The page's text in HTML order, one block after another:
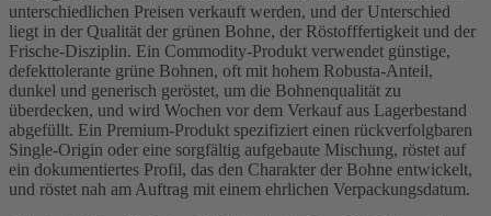
unterschiedlichen Preisen verkauft werden, und der Unterschied
liegt in der Qualität der grünen Bohne, der Röstofffertigkeit und der
Frische-Disziplin. Ein Commodity-Produkt verwendet günstige,
defekttolerante grüne Bohnen, oft mit hohem Robusta-Anteil,
dunkel und generisch geröstet, um die Bohnenqualität zu
überdecken, und wird Wochen vor dem Verkauf aus Lagerbestand
abgefüllt. Ein Premium-Produkt spezifiziert einen rückverfolgbaren
Single-Origin oder eine sorgfältig aufgebaute Mischung, röstet auf
ein dokumentiertes Profil, das den Charakter der Bohne entwickelt,
und röstet nah am Auftrag mit einem ehrlichen Verpackungsdatum.